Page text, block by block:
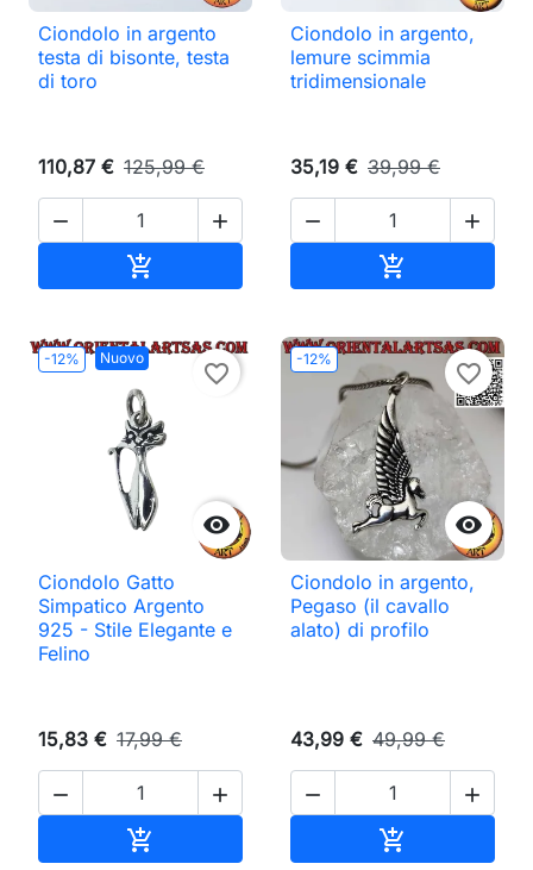
Ciondolo in argento
testa di bisonte, testa
di toro
110,87 € 125,99 €
 

Ciondolo in argento,
lemure scimmia
tridimensionale
35,19 € 39,99 €
 

-12% Nuovo

favorite_border
Ciondolo Gatto
Simpatico Argento
925 - Stile Elegante e
Felino
15,83 € 17,99 €
 

-12%

favorite_border
Ciondolo in argento,
Pegaso (il cavallo
alato) di profilo
43,99 € 49,99 €
 
